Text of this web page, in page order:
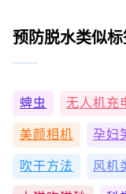
预防脱水类似
蜱虫 无人机充
美颜相机 孕妇
吹干方法 风机